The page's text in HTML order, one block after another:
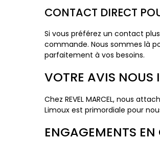
CONTACT DIRECT
Si vous préférez un contact
commande. Nous sommes là
parfaitement à vos besoins.
VOTRE AVIS NOUS
Chez REVEL MARCEL, nous
Limoux est primordiale pour
ENGAGEMENTS